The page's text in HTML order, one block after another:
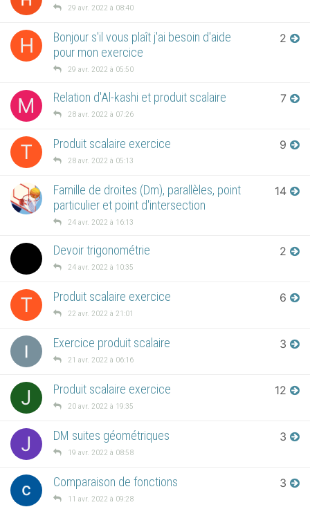
29 avr. 2022 à 08:40
H
Bonjour s'il vous plaît j'ai besoin d'aide
pour mon exercice
29 avr. 2022 à 05:50
2
M Relation d'Al-kashi et produit scalaire
28 avr. 2022 à 07:26
7
T Produit scalaire exercice
28 avr. 2022 à 05:13
9
Famille de droites (Dm), parallèles, point
particulier et point d'intersection
24 avr. 2022 à 16:13
14
Devoir trigonométrie
24 avr. 2022 à 10:35
2
T Produit scalaire exercice
22 avr. 2022 à 21:01
6
Exercice produit scalaire
21 avr. 2022 à 06:16
3
J Produit scalaire exercice
20 avr. 2022 à 19:35
12
J DM suites géométriques
19 avr. 2022 à 08:58
3
Comparaison de fonctions
11 avr. 2022 à 09:28
3